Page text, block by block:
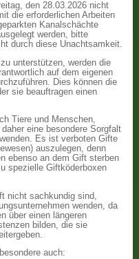
den 28.03.2026 nicht
die erforderlichen Arbeiten
Kanalschächte
werden, bitte
durch diese Unachtsamkeit.
unterstützen, werden die
auf dem eigenen
Dies können die
sie beauftragen einen
Tiere und Menschen,
eine besondere Sorgfalt
Es ist verboten Gifte
auszulegen, denn
ebenso an dem Gift sterben
spezielle Giftköderboxen
nicht sachkundig sind,
wenden, da
über einen längeren
bilden, die sie
auch: